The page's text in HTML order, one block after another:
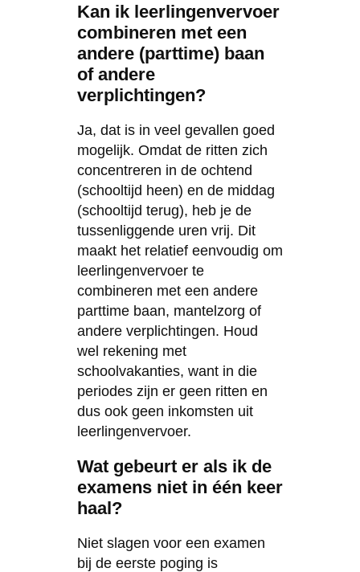
Kan ik leerlingenvervoer
combineren met een
andere (parttime) baan
of andere
verplichtingen?
Ja, dat is in veel gevallen goed
mogelijk. Omdat de ritten zich
concentreren in de ochtend
(schooltijd heen) en de middag
(schooltijd terug), heb je de
tussenliggende uren vrij. Dit
maakt het relatief eenvoudig om
leerlingenvervoer te
combineren met een andere
parttime baan, mantelzorg of
andere verplichtingen. Houd
wel rekening met
schoolvakanties, want in die
periodes zijn er geen ritten en
dus ook geen inkomsten uit
leerlingenvervoer.
Wat gebeurt er als ik de
examens niet in één keer
haal?
Niet slagen voor een examen
bij de eerste poging is